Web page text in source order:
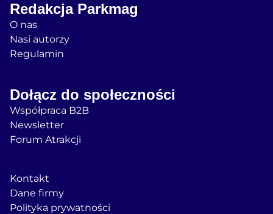
Redakcja Parkmag
O nas
Nasi autorzy
Regulamin
Dołącz do społeczności
Współpraca B2B
Newsletter
Forum Atrakcji
Kontakt
Dane firmy
Polityka prywatności